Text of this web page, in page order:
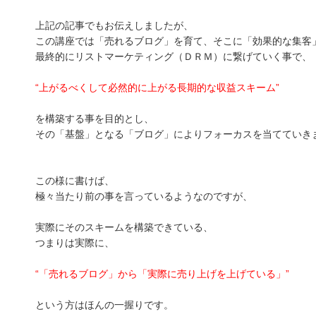
上記の記事でもお伝えしましたが、
この講座では「売れるブログ」を育て、そこに「効果的な集客
最終的にリストマーケティング（ＤＲＭ）に繋げていく事で、
“上がるべくして必然的に上がる長期的な収益スキーム”
を構築する事を目的とし、
その「基盤」となる「ブログ」によりフォーカスを当てていき
この様に書けば、
極々当たり前の事を言っているようなのですが、
実際にそのスキームを構築できている、
つまりは実際に、
“「売れるブログ」から「実際に売り上げを上げている」”
という方はほんの一握りです。